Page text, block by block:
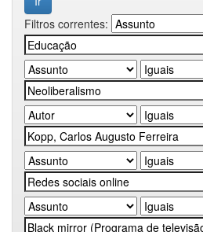
Filtros correntes: